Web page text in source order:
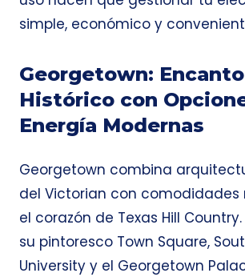
simple, económico y
Georgetown: Encanto
Histórico con
Energía Modernas
Georgetown combina
del Victorian con comodidades
el corazón de Texas Hill
su pintoresco Town Square,
University y el Georgetown